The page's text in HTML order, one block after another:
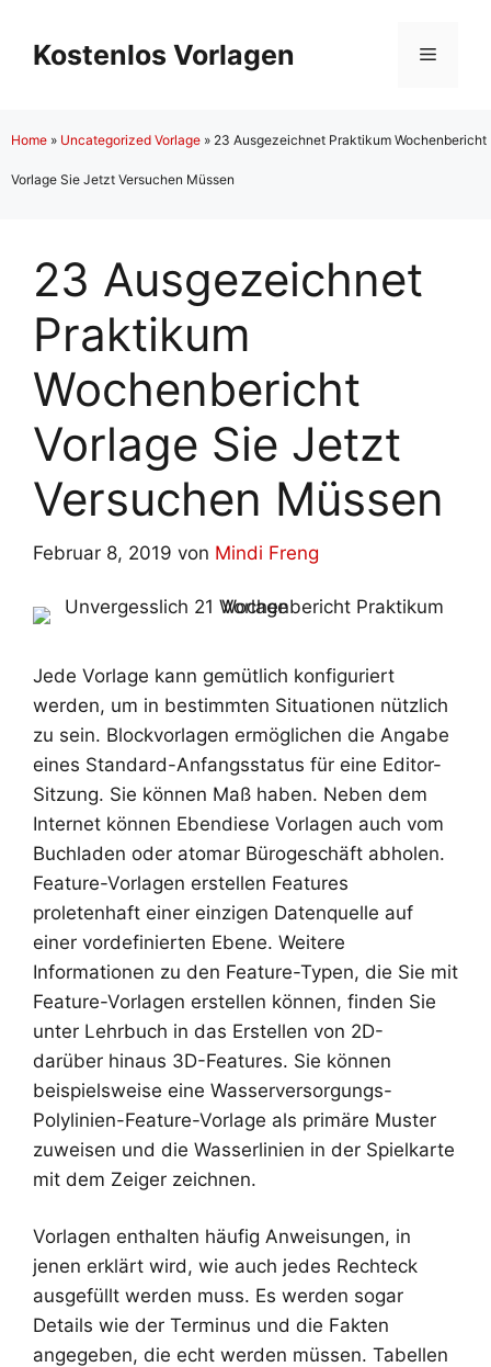
Inhalt
springen
Kostenlos Vorlagen Menü
Home » Uncategorized Vorlage » 23 Ausgezeichnet Praktikum Wochenbericht
Vorlage Sie Jetzt Versuchen Müssen
23 Ausgezeichnet
Praktikum
Wochenbericht
Vorlage Sie Jetzt
Versuchen Müssen
Februar 8, 2019 von Mindi Freng
Jede Vorlage kann gemütlich konfiguriert
werden, um in bestimmten Situationen nützlich
zu sein. Blockvorlagen ermöglichen die Angabe
eines Standard-Anfangsstatus für eine Editor-
Sitzung. Sie können Maß haben. Neben dem
Internet können Ebendiese Vorlagen auch vom
Buchladen oder atomar Bürogeschäft abholen.
Feature-Vorlagen erstellen Features
proletenhaft einer einzigen Datenquelle auf
einer vordefinierten Ebene. Weitere
Informationen zu den Feature-Typen, die Sie mit
Feature-Vorlagen erstellen können, finden Sie
unter Lehrbuch in das Erstellen von 2D-
darüber hinaus 3D-Features. Sie können
beispielsweise eine Wasserversorgungs-
Polylinien-Feature-Vorlage als primäre Muster
zuweisen und die Wasserlinien in der Spielkarte
mit dem Zeiger zeichnen.
Vorlagen enthalten häufig Anweisungen, in
jenen erklärt wird, wie auch jedes Rechteck
ausgefüllt werden muss. Es werden sogar
Details wie der Terminus und die Fakten
angegeben, die echt werden müssen. Tabellen